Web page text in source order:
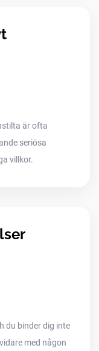
är ofta
seriösa
villkor.
du binder dig inte
med någon